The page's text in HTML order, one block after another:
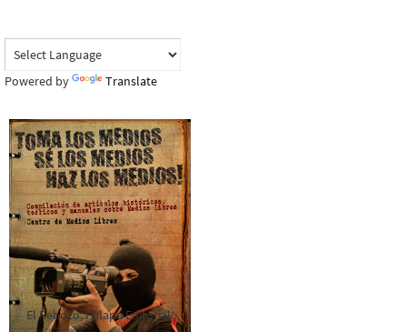
Powered by Translate
El Rebozo, Palapa Editorial,